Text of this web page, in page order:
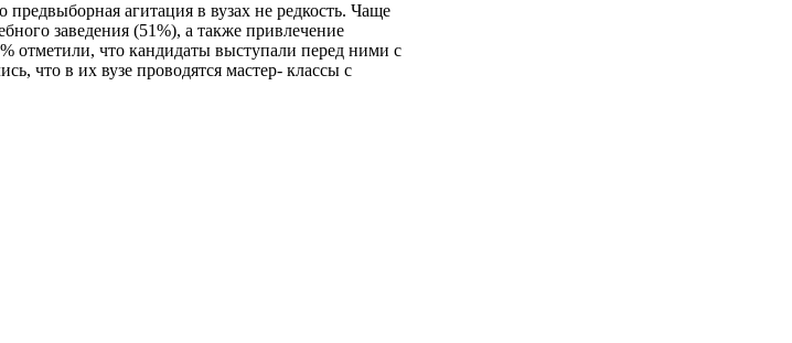
агитация в вузах не редкость. Чаще
заведения (51%), а также привлечение
отметили, что кандидаты выступали перед ними с
что в их вузе проводятся мастер- классы с